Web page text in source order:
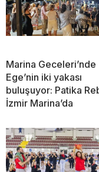
Marina Geceleri’nde
Ege’nin iki yakası
buluşuyor: Patika
İzmir Marina’da